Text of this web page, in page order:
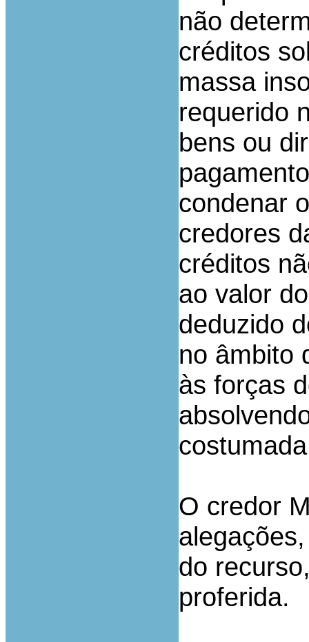
não
créditos
massa
requerido
bens ou
condenar
credores
créditos
ao valor
deduzido
no âmbito
às forças
O credor
do
proferida.